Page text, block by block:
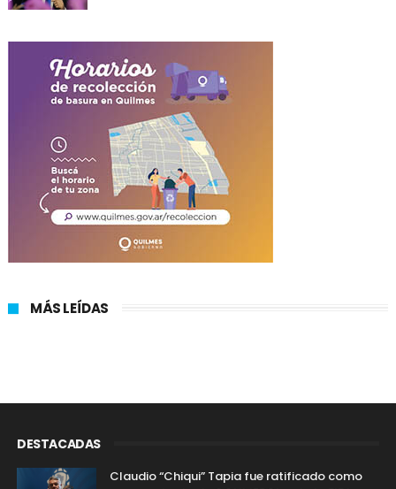
MÁS LEÍDAS
DESTACADAS
Claudio “Chiqui” Tapia fue ratificado como